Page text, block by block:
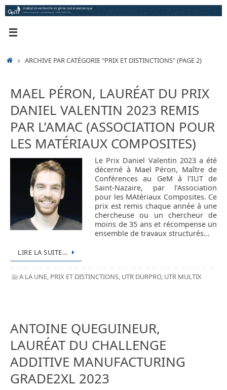
Passer
au
ACCUEIL
ARCHIVE PAR CATÉGORIE "PRIX ET DISTINCTIONS"(PAGE 2)
MAEL PÉRON, LAURÉAT DU PRIX
DANIEL VALENTIN 2023 REMIS
PAR L’AMAC (ASSOCIATION POUR
LES MATÉRIAUX COMPOSITES)
Le Prix Daniel Valentin 2023 a été
décerné à Mael Péron, Maître de
Conférences au GeM à l’IUT de
Saint-Nazaire, par l’Association
pour les MAtériaux Composites. Ce
prix est remis chaque année à une
chercheuse ou un chercheur de
moins de 35 ans et récompense un
ensemble de travaux structurés…
LIRE LA SUITE…
A LA UNE, PRIX ET DISTINCTIONS, UTR DURPRO, UTR MULTIX
ANTOINE QUEGUINEUR,
LAURÉAT DU CHALLENGE
ADDITIVE MANUFACTURING
GRADE2XL 2023